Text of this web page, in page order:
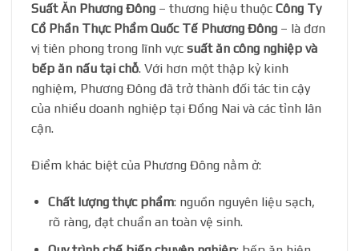
Suất Ăn Phương Đông – thương hiệu thuộc Công Ty
Cổ Phần Thực Phẩm Quốc Tế Phương Đông – là đơn
vị tiên phong trong lĩnh vực suất ăn công nghiệp và
bếp ăn nấu tại chỗ. Với hơn một thập kỷ kinh
nghiệm, Phương Đông đã trở thành đối tác tin cậy
của nhiều doanh nghiệp tại Đồng Nai và các tỉnh lân
cận.
Điểm khác biệt của Phương Đông nằm ở:
Chất lượng thực phẩm: nguồn nguyên liệu sạch,
rõ ràng, đạt chuẩn an toàn vệ sinh.